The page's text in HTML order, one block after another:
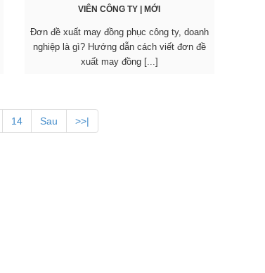
VIÊN CÔNG TY | MỚI
Đơn đề xuất may đồng phục công ty, doanh
nghiệp là gì? Hướng dẫn cách viết đơn đề
xuất may đồng [...]
14 Sau >>|